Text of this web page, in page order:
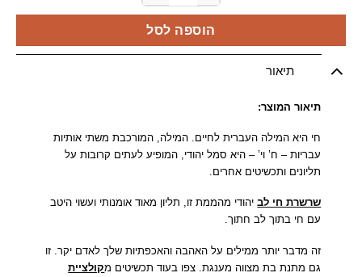
הוספה לסל
תיאור
תיאור המוצר:
חי היא המילה העברית לחיים. המילה, המורכבת משתי אותיות
עבריות – ח’ וי’ – היא סמל יהודי, המופיע לעתים קרובות על
תליונים ותכשיטים אחרים.
שרשרת חי לביהודי מהממת זו, תליון מאוד אומנותי ועשוי היטב
עם חי בתוך לב חתוך.
זה מדבר יותר ממילים על האהבה והאכפתיות שלך לאדם יקר. זו
גם מתנת בת מצווה מענגת. צפו בעוד תכשיטים מקולציית